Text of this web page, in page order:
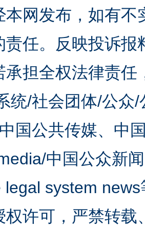
本网发布，如有
责任。反映投诉
承担全权法律责
统/社会团体/公众
国公共传媒、中
中国公众新
legal system
权许可，严禁转